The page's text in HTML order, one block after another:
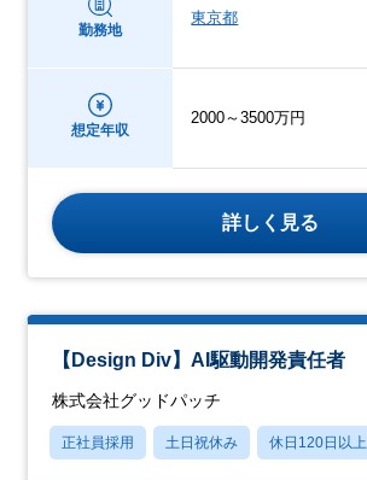
勤務地
東京都
想定年収
2000～3500万円
詳しく見る
【Design Div】AI駆動開発責任者
株式会社グッドパッチ
正社員採用 土日祝休み 休日120日以上